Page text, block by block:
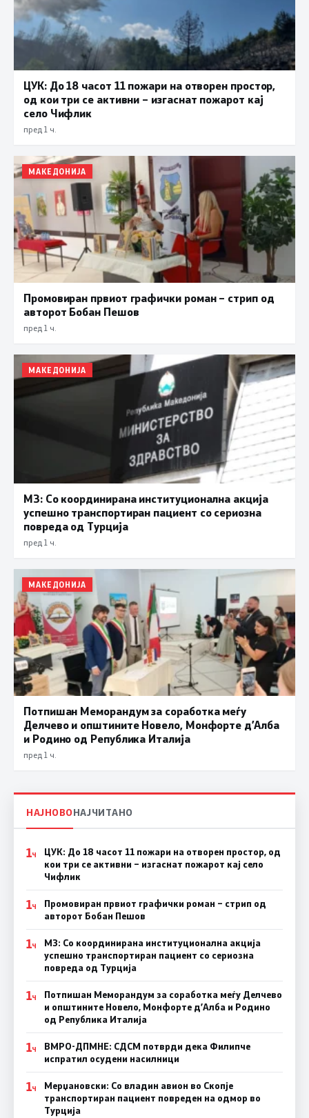
ЦУК: До 18 часот 11 пожари на отворен простор,
од кои три се активни – изгаснат пожарот кај
село Чифлик
пред 1 ч.
МАКЕДОНИЈА
Промовиран првиот графички роман – стрип од
авторот Бобан Пешов
пред 1 ч.
МАКЕДОНИЈА
МЗ: Со координирана институционална акција
успешно транспортиран пациент со сериозна
повреда од Турција
пред 1 ч.
МАКЕДОНИЈА
Потпишан Меморандум за соработка меѓу
Делчево и општините Новело, Монфорте д’Алба
и Родино од Република Италија
пред 1 ч.
НАЈНОВОНАЈЧИТАНО
1Ч
ЦУК: До 18 часот 11 пожари на отворен простор, од
кои три се активни – изгаснат пожарот кај село
Чифлик
1Ч
Промовиран првиот графички роман – стрип од
авторот Бобан Пешов
1Ч
МЗ: Со координирана институционална акција
успешно транспортиран пациент со сериозна
повреда од Турција
1Ч
Потпишан Меморандум за соработка меѓу Делчево
и општините Новело, Монфорте д’Алба и Родино
од Република Италија
1Ч
ВМРО-ДПМНЕ: СДСM потврди дека Филипче
испратил осудени насилници
1Ч
Мерџановски: Со владин авион во Скопје
транспортиран пациент повреден на одмор во
Турција